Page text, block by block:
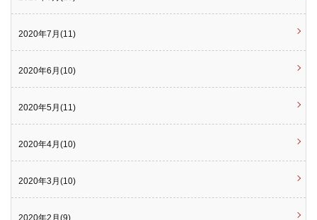
2020年7月(11)
2020年6月(10)
2020年5月(11)
2020年4月(10)
2020年3月(10)
2020年2月(9)